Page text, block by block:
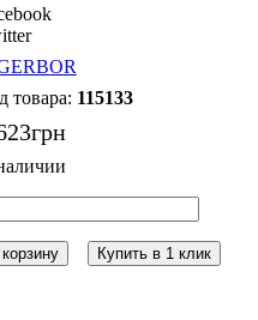
115133
грн
Купить в 1 клик